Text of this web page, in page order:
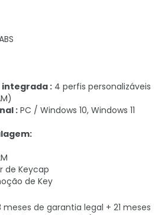
: 4 perfis personalizáveis ​​
: PC / Windows 10, Windows 11
de Keycap
de Key
de garantia legal + 21 meses